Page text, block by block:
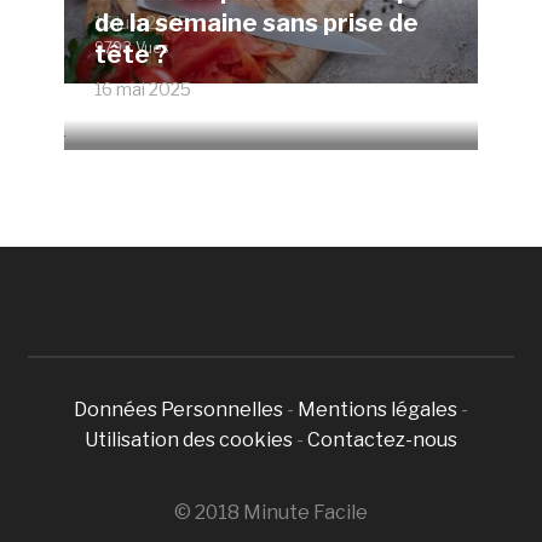
15 juin 2025
9793 Vues
de la semaine sans prise de
tête ?
16 mai 2025
Données Personnelles - Mentions légales -
Utilisation des cookies - Contactez-nous
© 2018 Minute Facile